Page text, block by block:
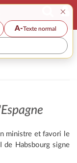
×
A-Texte normal
ministre et favori le
de Habsbourg signe